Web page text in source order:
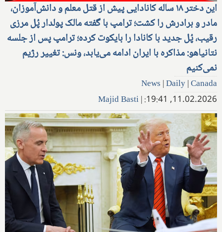
این دختر ۱۸ ساله کانادایی پیش از قتل معلم و دانش‌آموزان،
مادر و برادرش را کشت؛ ترامپ با گفته مالک پولدار پُل مرزی
رقیب، پُل جدید با کانادا را بایکوت کرده؛ ترامپ پس از جلسه
نتانیاهو: مذاکره با ایران ادامه می‌یابد، ونس: تغییر رژیم
نمی‌کنیم
News |Daily|Canada
11.02.2026, 19:41:
|
Majid Basti